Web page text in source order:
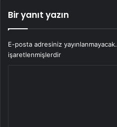
Bir yanıt yazın
E-posta adresiniz yayınlanmayacak.
işaretlenmişlerdir